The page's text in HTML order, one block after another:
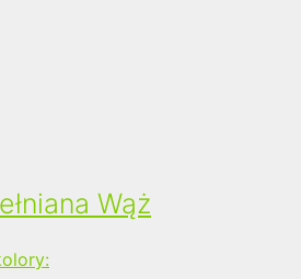
Wąż